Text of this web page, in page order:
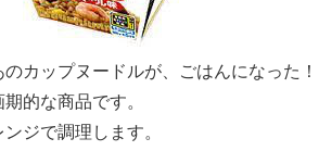
のカップヌードルが、ごはんになった！
的な商品です。
ジで調理します。